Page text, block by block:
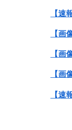
【画
【画
【画
【速